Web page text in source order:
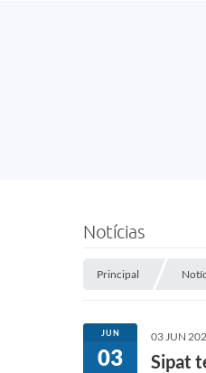
Notícias
Principal
JUN
03
03 JUN
Sipat